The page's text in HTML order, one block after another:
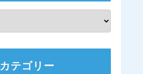
カテゴリー